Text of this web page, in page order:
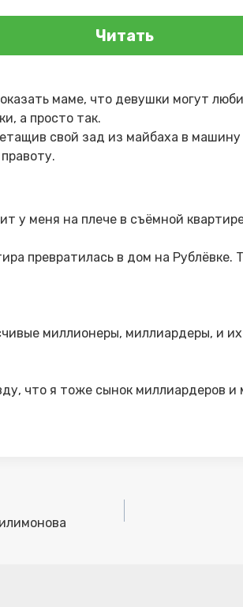
Читать
маме, что девушки могут
а просто так.
свой зад из майбаха в машину
у меня на плече в съёмной
превратилась в дом на Рублёвке.
миллионеры, миллиардеры, и
что я тоже сынок миллиардеров и